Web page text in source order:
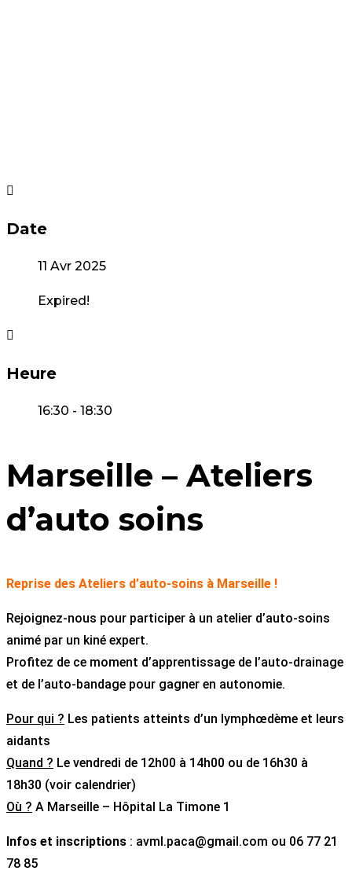
Date
11 Avr 2025
Expired!
Heure
16:30 - 18:30
Marseille – Ateliers
d’auto soins
Reprise des Ateliers d’auto-soins à Marseille !
Rejoignez-nous pour participer à un atelier d’auto-soins
animé par un kiné expert.
Profitez de ce moment d’apprentissage de l’auto-drainage
et de l’auto-bandage pour gagner en autonomie.
Pour qui ? Les patients atteints d’un lymphœdème et leurs
aidants
Quand ? Le vendredi de 12h00 à 14h00 ou de 16h30 à
18h30 (voir calendrier)
Où ? A Marseille – Hôpital La Timone 1
Infos et inscriptions : avml.paca@gmail.com ou 06 77 21
78 85